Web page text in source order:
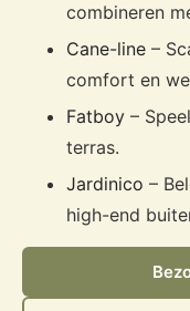
combineren
Cane-line –
comfort en
Fatboy –
terras.
Jardinico –
high-end